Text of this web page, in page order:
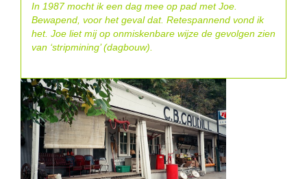
In 1987 mocht ik een dag mee op pad met Joe.
Bewapend, voor het geval dat. Retespannend vond ik
het. Joe liet mij op onmiskenbare wijze de gevolgen zien
van ‘stripmining’ (dagbouw).